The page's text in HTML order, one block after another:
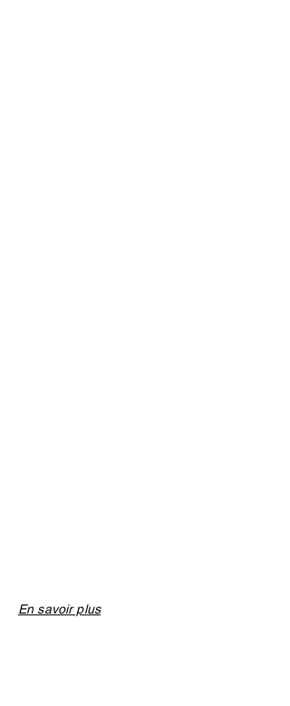
En savoir plus